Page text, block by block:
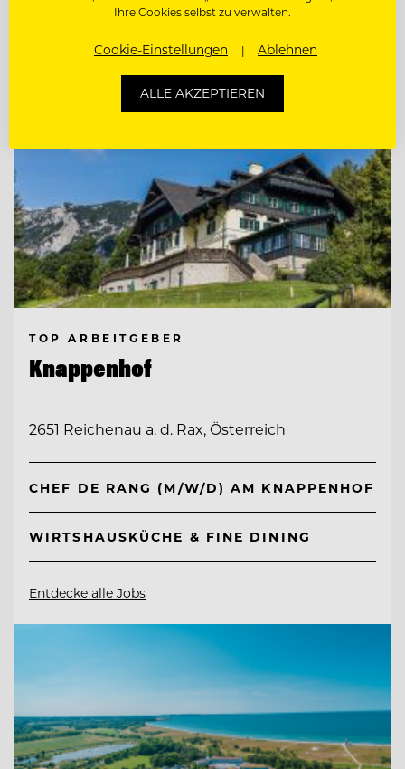
TOP ARBEITGEBER
Knappenhof
2651 Reichenau a. d. Rax, Österreich
CHEF DE RANG (M/W/D) AM KNAPPENHOF
WIRTSHAUSKÜCHE & FINE DINING
Entdecke alle Jobs
Ihre Cookies selbst zu verwalten.
Cookie-Einstellungen Ablehnen
ALLE AKZEPTIEREN